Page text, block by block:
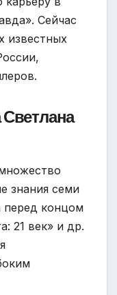
Сейчас
известных
Светлана
знания семи
перед концом
21 век» и др.